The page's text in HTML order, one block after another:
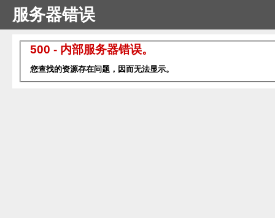
服务器错误
500 - 内部服务器错误。
您查找的资源存在问题，因而无法显示。